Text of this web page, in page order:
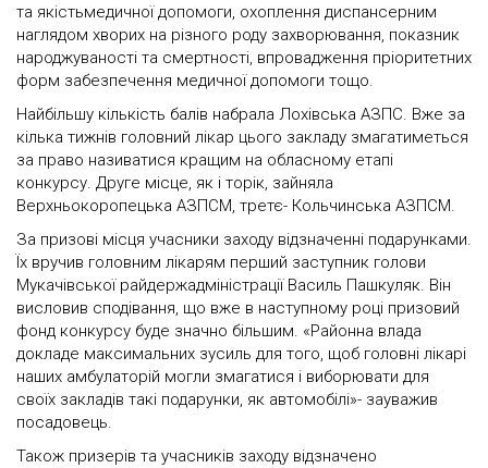
та якістьмедичної допомоги, охоплення диспансерним
наглядом хворих на різного роду захворювання, показник
народжуваності та смертності, впровадження пріоритетних
форм забезпечення медичної допомоги тощо.
Найбільшу кількість балів набрала Лохівська АЗПС. Вже за
кілька тижнів головний лікар цього закладу змагатиметься
за право називатися кращим на обласному етапі
конкурсу. Друге місце, як і торік, зайняла
Верхньокоропецька АЗПСМ, третє- Кольчинська АЗПСМ.
За призові місця учасники заходу відзначенні подарунками.
Їх вручив головним лікарям перший заступник голови
Мукачівської райдержадміністрації Василь Пашкуляк. Він
висловив сподівання, що вже в наступному році призовий
фонд конкурсу буде значно більшим. «Районна влада
докладе максимальних зусиль для того, щоб головні лікарі
наших амбулаторій могли змагатися і виборювати для
своїх закладів такі подарунки, як автомобілі»- зауважив
посадовець.
Також призерів та учасників заходу відзначено